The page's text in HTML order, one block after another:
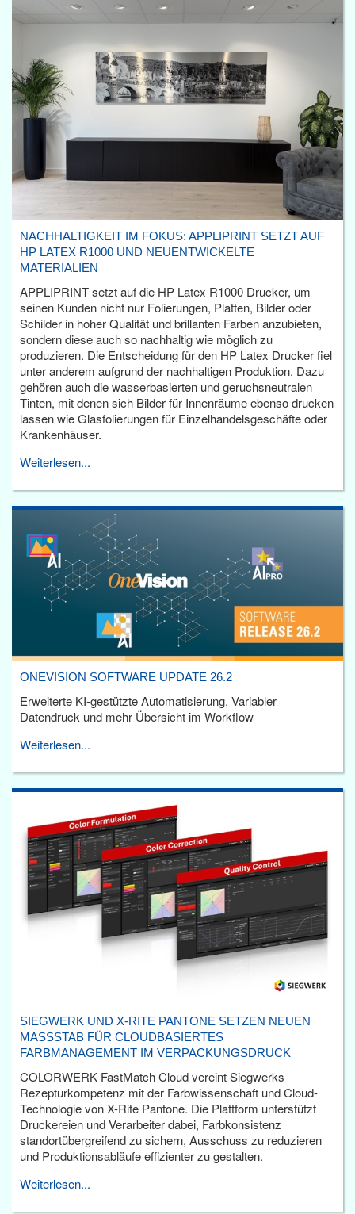
NACHHALTIGKEIT IM FOKUS: APPLIPRINT SETZT AUF
HP LATEX R1000 UND NEUENTWICKELTE
MATERIALIEN
APPLIPRINT setzt auf die HP Latex R1000 Drucker, um
seinen Kunden nicht nur Folierungen, Platten, Bilder oder
Schilder in hoher Qualität und brillanten Farben anzubieten,
sondern diese auch so nachhaltig wie möglich zu
produzieren. Die Entscheidung für den HP Latex Drucker fiel
unter anderem aufgrund der nachhaltigen Produktion. Dazu
gehören auch die wasserbasierten und geruchsneutralen
Tinten, mit denen sich Bilder für Innenräume ebenso drucken
lassen wie Glasfolierungen für Einzelhandelsgeschäfte oder
Krankenhäuser.
Weiterlesen...
ONEVISION SOFTWARE UPDATE 26.2
Erweiterte KI-gestützte Automatisierung, Variabler
Datendruck und mehr Übersicht im Workflow
Weiterlesen...
SIEGWERK UND X-RITE PANTONE SETZEN NEUEN
MASSSTAB FÜR CLOUDBASIERTES F
ARBMANAGEMENT IM VERPACKUNGSDRUCK
COLORWERK FastMatch Cloud vereint Siegwerks
Rezepturkompetenz mit der Farbwissenschaft und Cloud-
Technologie von X-Rite Pantone. Die Plattform unterstützt
Druckereien und Verarbeiter dabei, Farbkonsistenz
standortübergreifend zu sichern, Ausschuss zu reduzieren
und Produktionsabläufe effizienter zu gestalten.
Weiterlesen...